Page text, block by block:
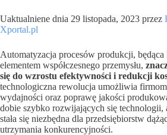
Uaktualniene dnia 29 listopada, 2023 przez
Xportal.pl
Automatyzacja procesów produkcji,
elementem współczesnego przemysłu,
się do wzrostu efektywności i redukcji
technologiczna rewolucja umożliwia
wydajności oraz poprawę jakości
dobie szybko rozwijających się technologii,
stała się niezbędna dla przedsiębiorstw
utrzymania konkurencyjności.